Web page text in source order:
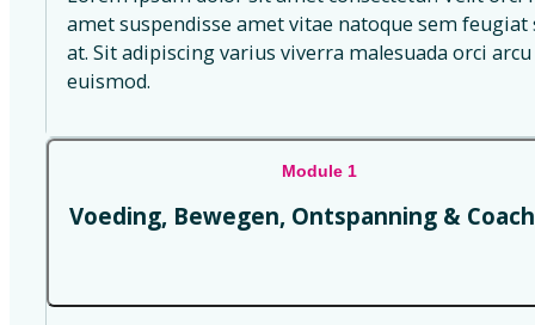
amet suspendisse amet vitae natoque sem
at. Sit adipiscing varius viverra malesuada orci
euismod.
Module 1
Voeding, Bewegen, Ontspanning &